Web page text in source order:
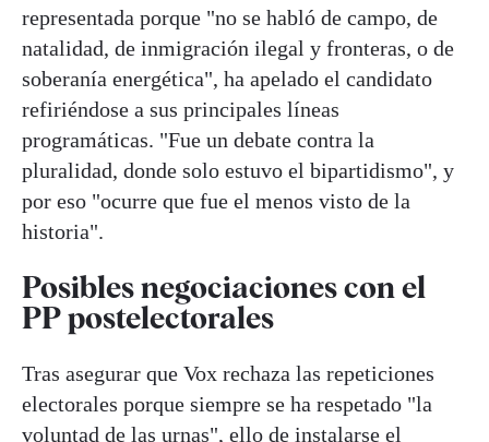
representada porque "no se habló de campo, de
natalidad, de inmigración ilegal y fronteras, o de
soberanía energética", ha apelado el candidato
refiriéndose a sus principales líneas
programáticas. "Fue un debate contra la
pluralidad, donde solo estuvo el bipartidismo", y
por eso "ocurre que fue el menos visto de la
historia".
Posibles negociaciones con el
PP postelectorales
Tras asegurar que Vox rechaza las repeticiones
electorales porque siempre se ha respetado "la
voluntad de las urnas", ello de instalarse el